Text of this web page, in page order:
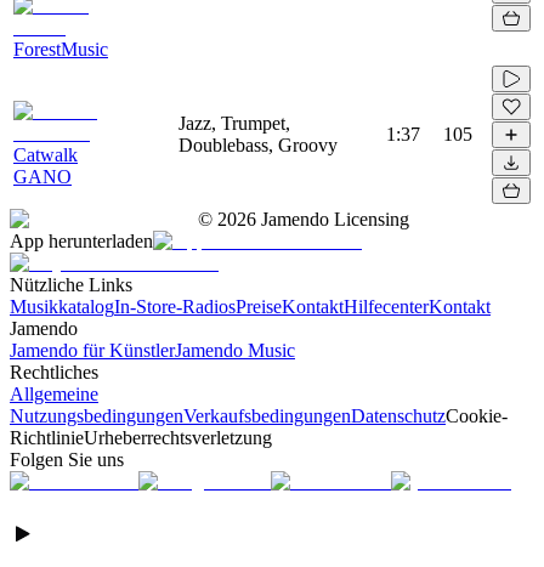
ForestMusic
Catwalk
GANO
Jazz, Trumpet,
Doublebass, Groovy
1:37 105
© 2026 Jamendo Licensing
App herunterladen
Nützliche Links
MusikkatalogIn-Store-RadiosPreiseKontaktHilfecenterKontakt
Jamendo
Jamendo für KünstlerJamendo Music
Rechtliches
Allgemeine
NutzungsbedingungenVerkaufsbedingungenDatenschutzCookie-
RichtlinieUrheberrechtsverletzung
Folgen Sie uns